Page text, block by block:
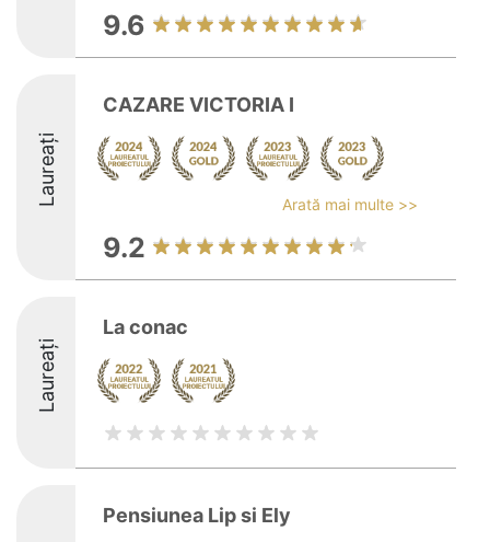
9.6
Laureați
CAZARE VICTORIA I
Arată mai multe >>
9.2
Laureați
La conac
Pensiunea Lip si Ely